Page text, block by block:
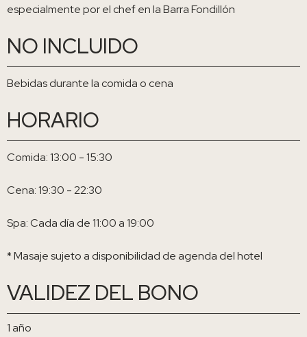
especialmente por el chef en la Barra Fondillón
NO INCLUIDO
Bebidas durante la comida o cena
HORARIO
Comida: 13:00 - 15:30
Cena: 19:30 - 22:30
Spa: Cada día de 11:00 a 19:00
* Masaje sujeto a disponibilidad de agenda del hotel
VALIDEZ DEL BONO
1 año